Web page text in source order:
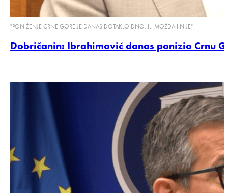
"PONIŽENJE CRNE GORE JE DANAS DOTAKLO DNO, ILI MOŽDA I NIJE"
Dobričanin: Ibrahimović danas ponizio Crnu